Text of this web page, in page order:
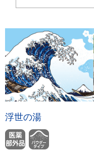
浮世の湯